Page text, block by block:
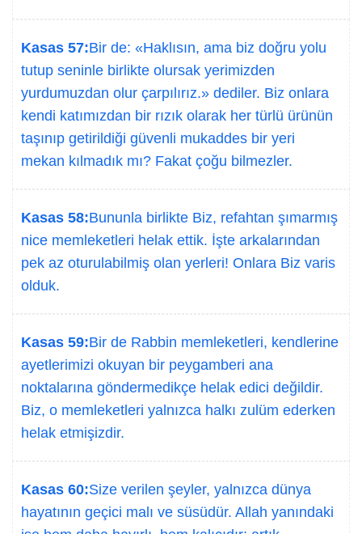
Kasas 57:Bir de: «Haklısın, ama biz doğru yolu
tutup seninle birlikte olursak yerimizden
yurdumuzdan olur çarpılırız.» dediler. Biz onlara
kendi katımızdan bir rızık olarak her türlü ürünün
taşınıp getirildiği güvenli mukaddes bir yeri
mekan kılmadık mı? Fakat çoğu bilmezler.
Kasas 58:Bununla birlikte Biz, refahtan şımarmış
nice memleketleri helak ettik. İşte arkalarından
pek az oturulabilmiş olan yerleri! Onlara Biz varis
olduk.
Kasas 59:Bir de Rabbin memleketleri, kendlerine
ayetlerimizi okuyan bir peygamberi ana
noktalarına göndermedikçe helak edici değildir.
Biz, o memleketleri yalnızca halkı zulüm ederken
helak etmişizdir.
Kasas 60:Size verilen şeyler, yalnızca dünya
hayatının geçici malı ve süsüdür. Allah yanındaki